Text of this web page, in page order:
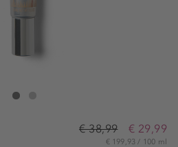
Erborian BB Eye Touche Parfait
€ 38,99 € 29,99
€ 199,93 / 100 ml